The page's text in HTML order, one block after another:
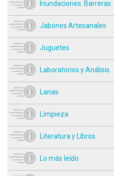
Inundaciones. Barreras
Jabones Artesanales
Juguetes
Laboratorios y Análisis
Lanas
Limpieza
Literatura y Libros
Lo más leído